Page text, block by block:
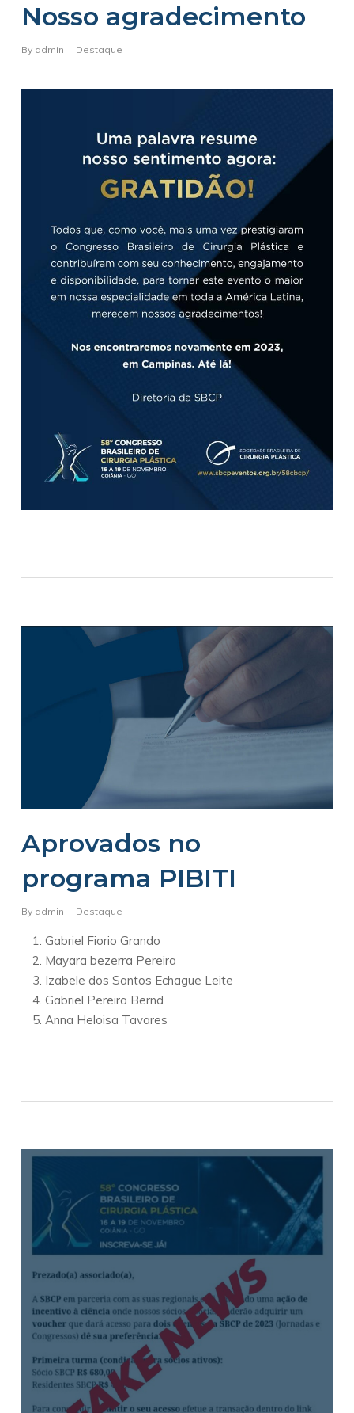
Nosso agradecimento
By admin Destaque
Aprovados no
programa PIBITI
By admin Destaque
Gabriel Fiorio Grando
Mayara bezerra Pereira
Izabele dos Santos Echague Leite
Gabriel Pereira Bernd
Anna Heloisa Tavares